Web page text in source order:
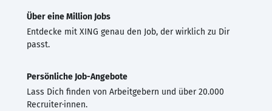
Über eine Million Jobs
Entdecke mit XING genau den Job, der wirklich zu Dir
passt.
Persönliche Job-Angebote
Lass Dich finden von Arbeitgebern und über 20.000
Recruiter·innen.